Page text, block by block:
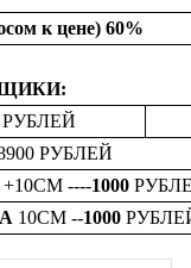
к цене) 60%
РУБЛЕЙ
РУБЛЕЙ
+10СМ ----1000
10СМ --1000